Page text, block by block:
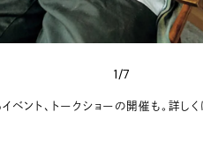
1/7
ベント、トークショーの開催も。詳し